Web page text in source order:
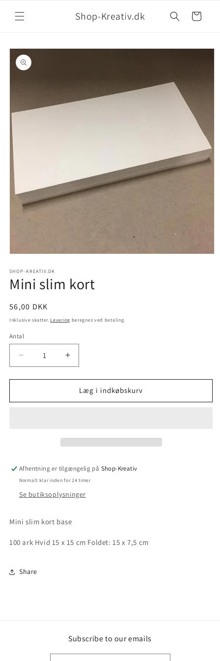
Shop-Kreativ.dk Indkøbskurv
SHOP-KREATIV.DK
Mini slim kort
56,00 DKK
Inklusive skatter. Levering beregnes ved betaling.
Antal
Læg i indkøbskurv
Afhentning er tilgængelig på Shop-Kreativ
Normalt klar inden for 24 timer
Se butiksoplysninger
Mini slim kort base
100 ark Hvid 15 x 15 cm Foldet: 15 x 7,5 cm
Share
Subscribe to our emails